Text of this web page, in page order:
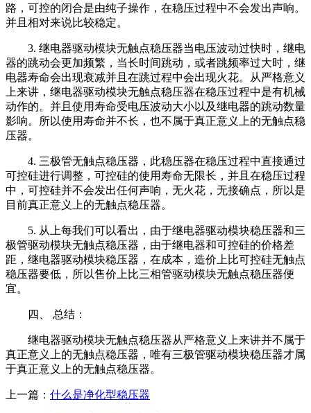
路，可控的闭合是由纯子操作，在稳压过程中不会发出声响。
并且相对来说比较稳定。
3. 继电器驱动模块无触点稳压器当电压波动过快时，继电
器的跳动会更加频繁，当长时间跳动，或者跳频率过大时，继
电器寿命会出现衰减并且在跳过程中会出现火花。从严格意义
上来讲，继电器驱动模块无触点稳压器在稳压过程中是有机械
动作的。并且使用寿命受电压波动大小以及继电器的跳动数量
影响。所以使用寿命并不长，也不属于真正意义上的无触点稳
压器。
4. 三极管无触点稳压器，此稳压器在稳压过程中直接通过
可控硅进行调整，可控硅的使用寿命无限长，并且在稳压过程
中，可控硅并不会发出任何声响，无火花，无接确点，所以是
目前真正意义上的无触点稳压器。
5. 从上每我们可以看出，由于继电器驱动模块稳压器和三
极管驱动模块无触点稳压器，由于继电器和可控硅的价格差
距，继电器驱动模块稳压器，在成本，造价上比可控硅无触点
稳压器要低，所以售价上比三相管驱动模块无触点稳压器便
宜。
四、 总结：
继电器驱动模块无触点稳压器从严格意义上来讲并不属于
真正意义上的无触点稳压器，唯有三极管驱动模块稳压器才属
于真正意义上的无触点稳压器。
上一篇： 什么是净化型稳压器